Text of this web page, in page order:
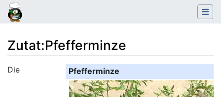
Zutat:Pfefferminze
Wechseln zu: Navigation,Suche
Pfefferminze
Die